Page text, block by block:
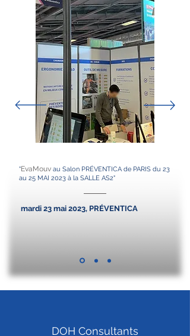
"EvaMouv au Salon PRÉVENTICA de PARIS du 23
au 25 MAI 2023 à la SALLE AS2"
mardi 23 mai 2023, PRÉVENTICA
DOH Consultants